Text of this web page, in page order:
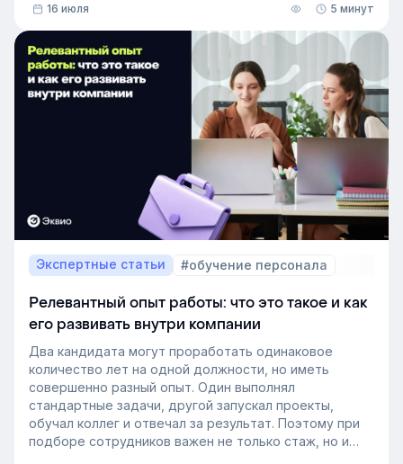
он охватывает и материалы из раздела «Проводник».
16 июля 5 минут
Экспертные статьи #обучение персонала
Релевантный опыт работы: что это такое и как
его развивать внутри компании
Два кандидата могут проработать одинаковое
количество лет на одной должности, но иметь
совершенно разный опыт. Один выполнял
стандартные задачи, другой запускал проекты,
обучал коллег и отвечал за результат. Поэтому при
подборе сотрудников важен не только стаж, но и